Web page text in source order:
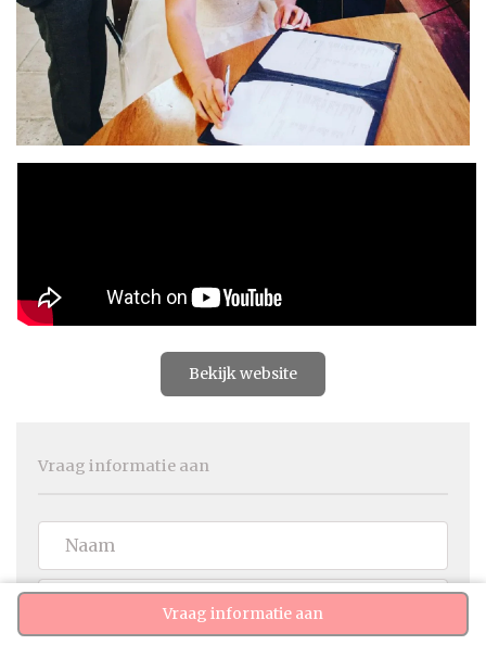
Vraag informatie aan
Bekijk website
Vraag informatie aan